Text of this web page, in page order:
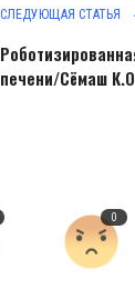
СЛЕДУЮЩАЯ СТАТЬЯ
печени/Сёмаш
0